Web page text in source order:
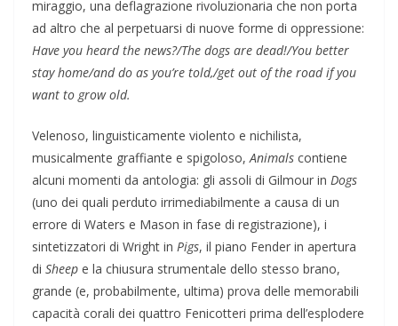
miraggio, una deflagrazione rivoluzionaria che non porta
ad altro che al perpetuarsi di nuove forme di oppressione:
Have you heard the news?/The dogs are dead!/You better
stay home/and do as you’re told,/get out of the road if you
want to grow old.
Velenoso, linguisticamente violento e nichilista,
musicalmente graffiante e spigoloso,Animals contiene
alcuni momenti da antologia: gli assoli di Gilmour in Dogs
(uno dei quali perduto irrimediabilmente a causa di un
errore di Waters e Mason in fase di registrazione), i
sintetizzatori di Wright in Pigs, il piano Fender in apertura
di Sheep e la chiusura strumentale dello stesso brano,
grande (e, probabilmente, ultima) prova delle memorabili
capacità corali dei quattro Fenicotteri prima dell’esplodere